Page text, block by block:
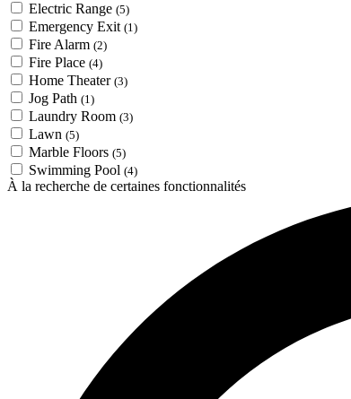
Electric Range (5)
Emergency Exit (1)
Fire Alarm (2)
Fire Place (4)
Home Theater (3)
Jog Path (1)
Laundry Room (3)
Lawn (5)
Marble Floors (5)
Swimming Pool (4)
À la recherche de certaines fonctionnalités